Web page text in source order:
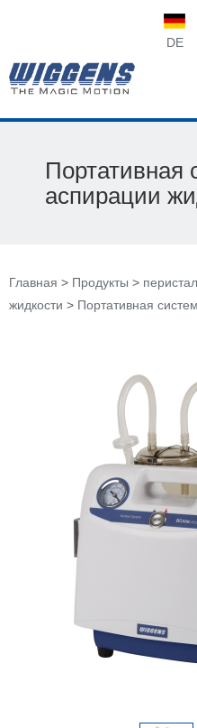
DE
Портативная
аспирации
Главная > Продукты >
жидкости > Портативная